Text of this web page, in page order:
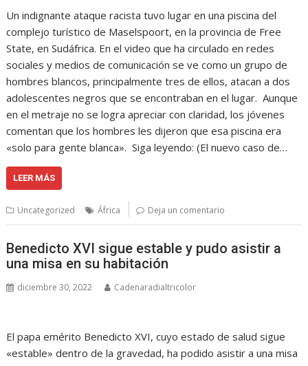
Un indignante ataque racista tuvo lugar en una piscina del
complejo turístico de Maselspoort, en la provincia de Free
State, en Sudáfrica. En el video que ha circulado en redes
sociales y medios de comunicación se ve como un grupo de
hombres blancos, principalmente tres de ellos, atacan a dos
adolescentes negros que se encontraban en el lugar. Aunque
en el metraje no se logra apreciar con claridad, los jóvenes
comentan que los hombres les dijeron que esa piscina era
«solo para gente blanca». Siga leyendo: (El nuevo caso de…
LEER MÁS
Uncategorized África Deja un comentario
Benedicto XVI sigue estable y pudo asistir a
una misa en su habitación
diciembre 30, 2022 Cadenaradialtricolor
El papa emérito Benedicto XVI, cuyo estado de salud sigue
«estable» dentro de la gravedad, ha podido asistir a una misa